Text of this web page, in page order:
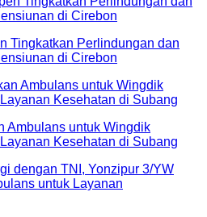
Tingkatkan Perlindungan dan
di Cirebon
Ambulans untuk Wingdik
Kesehatan di Subang